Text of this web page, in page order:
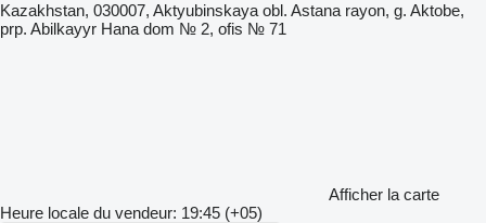
Kazakhstan, 030007, Aktyubinskaya obl. Astana rayon, g. Aktobe,
prp. Abilkayyr Hana dom № 2, ofis № 71
Afficher la carte
Heure locale du vendeur: 19:45 (+05)